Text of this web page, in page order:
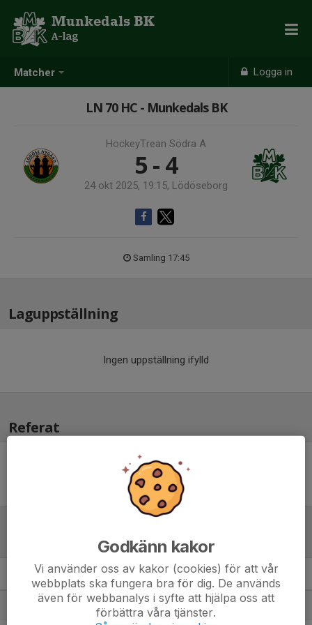
Matcher Logga in
Munkedals BK
A-lag
LN 70 HC - Munkedals BK
HockeyTrean Södra A
5 - 4
24 okt 2025, 19:15, Lödöseborg
Samling 17:45
Laguppställning
Ingen uppställning ifylld
Referat
Inget referat skrivet
HockeyTrean Södra A M +/-
1. Rönnängs IK 15 51
Godkänn kakor
Vi använder oss av kakor (cookies) för att vår
webbplats ska fungera bra för dig. De används
även för webbanalys i syfte att hjälpa oss att
förbättra våra tjänster.